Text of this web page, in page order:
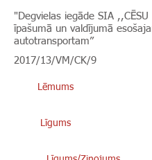
"Degvielas iegāde SIA ,,CĒSU
īpašumā un valdījumā
autotransportam”
2017/13/VM/CK/9
Lēmums
Līgums